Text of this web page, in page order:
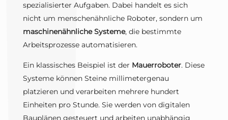
spezialisierter Aufgaben. Dabei handelt es sich
nicht um menschenähnliche Roboter, sondern um
maschinenähnliche Systeme, die bestimmte
Arbeitsprozesse automatisieren.
Ein klassisches Beispiel ist der Mauerroboter. Diese
Systeme können Steine millimetergenau
platzieren und verarbeiten mehrere hundert
Einheiten pro Stunde. Sie werden von digitalen
Bauplänen gesteuert und arbeiten unabhängig